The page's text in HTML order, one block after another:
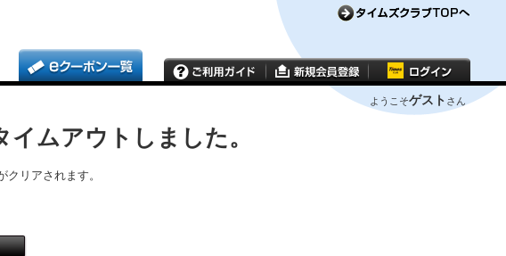
ようこそゲスト さん
ムアウトしました。
リアされます。